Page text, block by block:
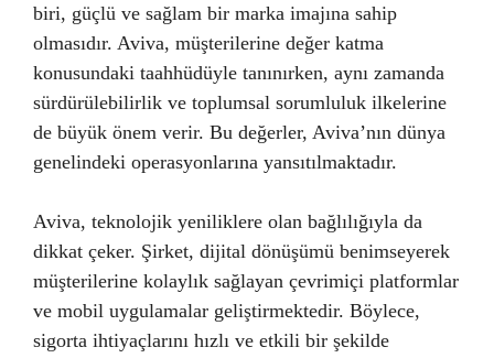
biri, güçlü ve sağlam bir marka imajına sahip
olmasıdır. Aviva, müşterilerine değer katma
konusundaki taahhüdüyle tanınırken, aynı zamanda
sürdürülebilirlik ve toplumsal sorumluluk ilkelerine
de büyük önem verir. Bu değerler, Aviva’nın dünya
genelindeki operasyonlarına yansıtılmaktadır.
Aviva, teknolojik yeniliklere olan bağlılığıyla da
dikkat çeker. Şirket, dijital dönüşümü benimseyerek
müşterilerine kolaylık sağlayan çevrimiçi platformlar
ve mobil uygulamalar geliştirmektedir. Böylece,
sigorta ihtiyaçlarını hızlı ve etkili bir şekilde